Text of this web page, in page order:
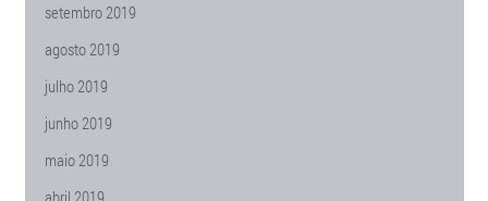
setembro 2019
agosto 2019
julho 2019
junho 2019
maio 2019
abril 2019